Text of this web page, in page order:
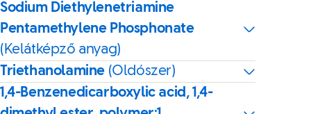
Sodium Diethylenetriamine
Pentamethylene Phosphonate
(Kelátképző anyag)
Triethanolamine (Oldószer)
1,4-Benzenedicarboxylic acid, 1,4-